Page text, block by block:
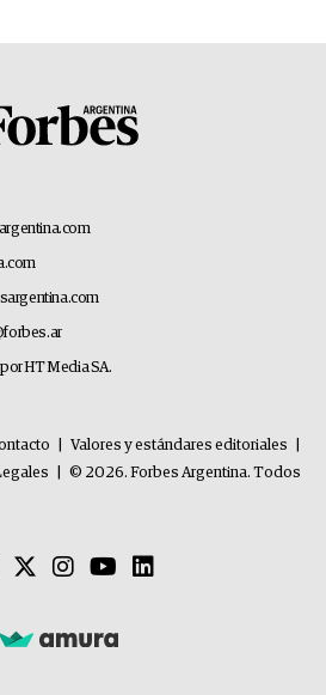
HT Media SA.
Valores y estándares editoriales
© 2026. Forbes Argentina. Todos